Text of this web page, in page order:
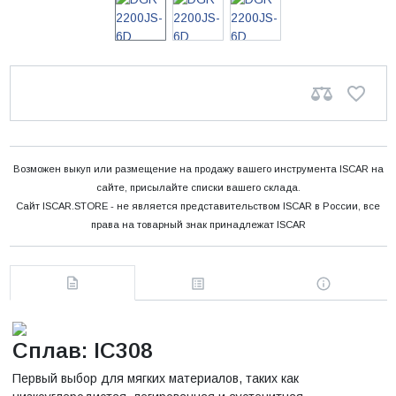
Возможен выкуп или размещение на продажу вашего инструмента ISCAR на
сайте, присылайте списки вашего склада.
Сайт ISCAR.STORE - не является представительством ISCAR в России, все
права на товарный знак принадлежат ISCAR
Сплав: IC308
Первый выбор для мягких материалов, таких как